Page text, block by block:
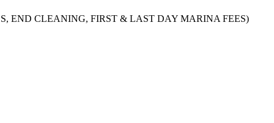
END CLEANING, FIRST & LAST DAY MARINA FEES)